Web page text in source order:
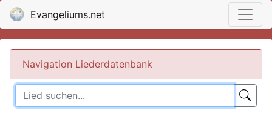
Evangeliums.net
Navigation Liederdatenbank